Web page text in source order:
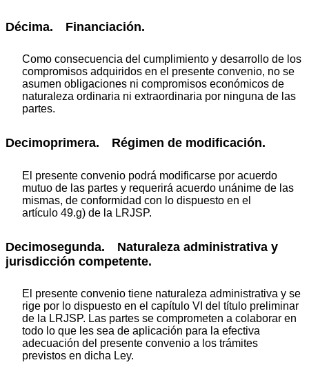
Décima. Financiación.
Como consecuencia del cumplimiento y desarrollo de los
compromisos adquiridos en el presente convenio, no se
asumen obligaciones ni compromisos económicos de
naturaleza ordinaria ni extraordinaria por ninguna de las
partes.
Decimoprimera. Régimen de modificación.
El presente convenio podrá modificarse por acuerdo
mutuo de las partes y requerirá acuerdo unánime de las
mismas, de conformidad con lo dispuesto en el
artículo 49.g) de la LRJSP.
Decimosegunda. Naturaleza administrativa y
jurisdicción competente.
El presente convenio tiene naturaleza administrativa y se
rige por lo dispuesto en el capítulo VI del título preliminar
de la LRJSP. Las partes se comprometen a colaborar en
todo lo que les sea de aplicación para la efectiva
adecuación del presente convenio a los trámites
previstos en dicha Ley.